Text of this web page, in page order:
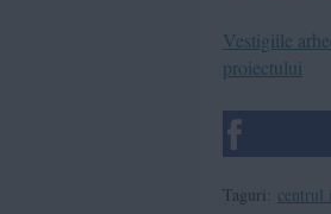
Vestigiile
proiectului
Taguri: centrul